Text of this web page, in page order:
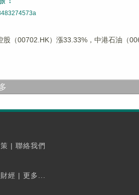
（00702.HK）漲33.33%，中港石油（
| 聯絡我們
經 | 更多...